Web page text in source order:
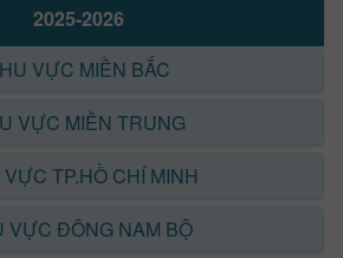
2025-2026
VỰC MIỀN BẮC
VỰC MIỀN TRUNG
TP.HỒ CHÍ MINH
VỰC ĐÔNG NAM BỘ